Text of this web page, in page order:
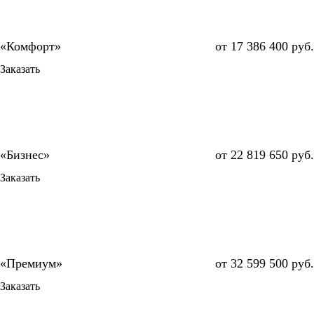
от 17 386 400 руб.
Заказать
от 22 819 650 руб.
Заказать
от 32 599 500 руб.
Заказать